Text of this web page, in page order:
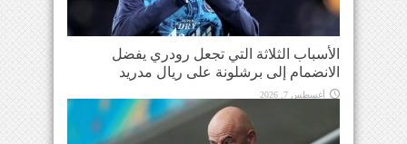
الأسباب الثلاثة التي تجعل رودري يفضل
الانضمام إلى برشلونة على ريال مدريد
أغسطس 7, 2026